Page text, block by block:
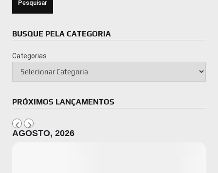
BUSQUE PELA CATEGORIA
Categorias
PRÓXIMOS LANÇAMENTOS
AGOSTO, 2026